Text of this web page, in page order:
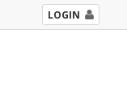
LOGIN